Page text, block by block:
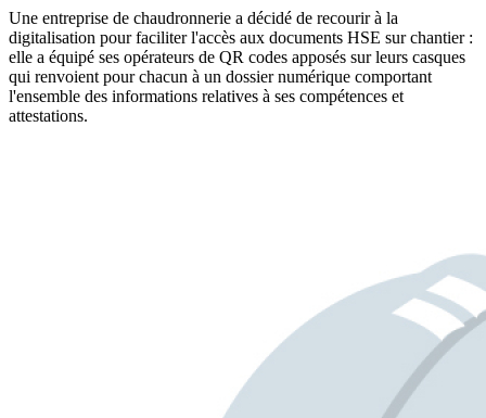
Une entreprise de chaudronnerie a décidé de recourir à la
digitalisation pour faciliter l'accès aux documents HSE sur chantier :
elle a équipé ses opérateurs de QR codes apposés sur leurs casques
qui renvoient pour chacun à un dossier numérique comportant
l'ensemble des informations relatives à ses compétences et
attestations.